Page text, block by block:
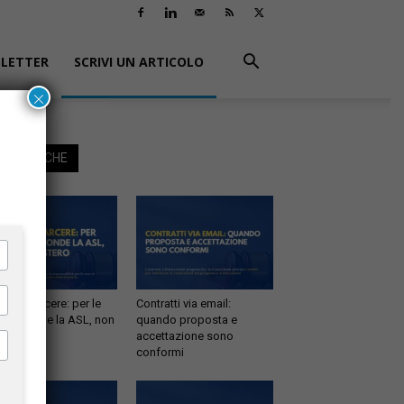
SCRIVI UN ARTICOLO
ANCHE
in carcere: per le
risponde la ASL, non
Contratti via email:
quando proposta e
accettazione sono
conformi
×